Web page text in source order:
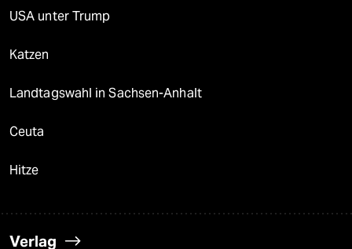
USA unter Trump
Katzen
Landtagswahl in Sachsen-Anhalt
Ceuta
Hitze
Verlag